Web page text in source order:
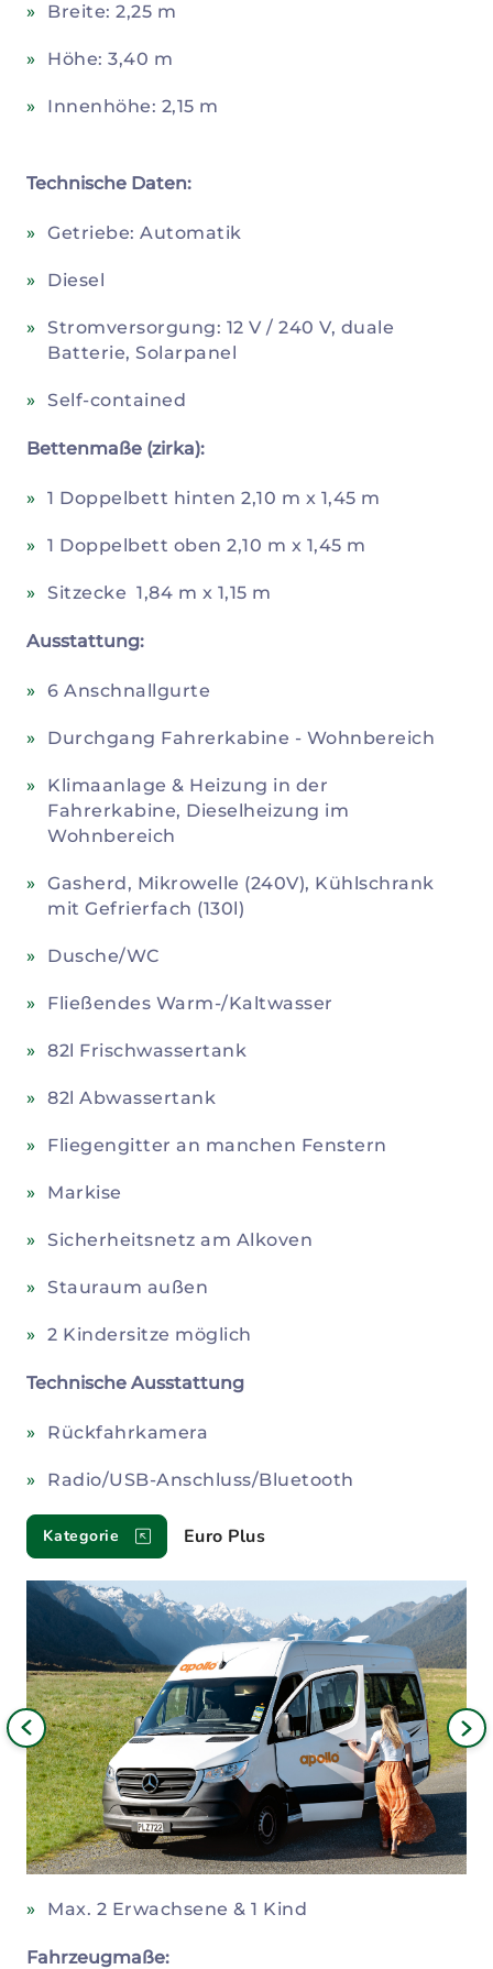
Breite: 2,25 m
Höhe: 3,40 m
Innenhöhe: 2,15 m
Technische Daten:
Getriebe: Automatik
Diesel
Stromversorgung: 12 V / 240 V, duale
Batterie, Solarpanel
Self-contained
Bettenmaße (zirka):
1 Doppelbett hinten 2,10 m x 1,45 m
1 Doppelbett oben 2,10 m x 1,45 m
Sitzecke 1,84 m x 1,15 m
Ausstattung:
6 Anschnallgurte
Durchgang Fahrerkabine - Wohnbereich
Klimaanlage & Heizung in der
Fahrerkabine, Dieselheizung im
Wohnbereich
Gasherd, Mikrowelle (240V), Kühlschrank
mit Gefrierfach (130l)
Dusche/WC
Fließendes Warm-/Kaltwasser
82l Frischwassertank
82l Abwassertank
Fliegengitter an manchen Fenstern
Markise
Sicherheitsnetz am Alkoven
Stauraum außen
2 Kindersitze möglich
Technische Ausstattung
Rückfahrkamera
Radio/USB-Anschluss/Bluetooth
Kategorie Euro Plus
Max. 2 Erwachsene & 1 Kind
Fahrzeugmaße: